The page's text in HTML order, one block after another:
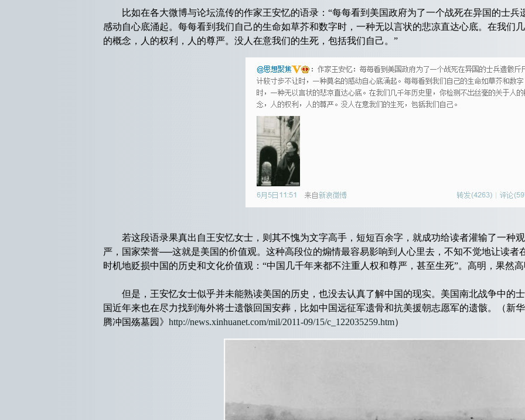
比如在各大微博与论坛流传的作家王安忆的语录：“每每看到美国政府为了一个战死在异国的士兵
感动自心底涌起。每每看到我们自己的生命如草芥和数字时，一种无以言状的悲凉直达心底。在我们
的概念，人的权利，人的尊严。没人在意我们的生死，包括我们自己。”
若这段语录果真出自王安忆女士，则其不愧为文字高手，短短百余字，就成功给读者灌输了一种
严，国家荣誉──这就是美国的价值观。这种高段位的煽情最容易影响到人心里去，不知不觉地让读者
时机地贬损中国的历史和文化价值观：“中国几千年来都不注重人权和尊严，甚至生死”。高明，果然
但是，王安忆女士似乎并未能熟读美国的历史，也没去认真了解中国的现实。美国南北战争中的
国近年来也在尽力找到海外将士遗骸回国安葬，比如中国远征军遗骨和抗美援朝志愿军的遗骸。（新
腾冲国殇墓园》 http://news.xinhuanet.com/mil/2011-09/15/c_122035259.htm）